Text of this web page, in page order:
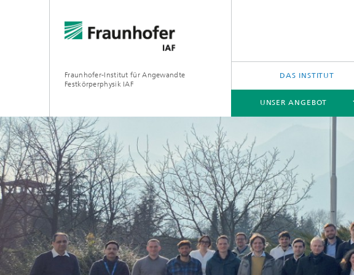
Fraunhofer-Institut für Angewandte
Festkörperphysik IAF
DAS INSTITUT
UNSER ANGEBOT
UNSER ANGEBOT
GaN-Leistungselektronik
GaN-Hochfrequenzelektronik
UNSERE FORSCHUNG
ZUSAMMENARBEIT
JOBS | KARRIERE